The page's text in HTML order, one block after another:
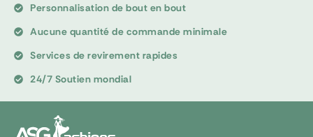
Personnalisation de bout en bout
Aucune quantité de commande minimale
Services de revirement rapides
24/7 Soutien mondial